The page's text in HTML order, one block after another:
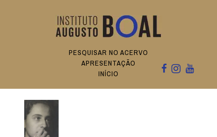
PESQUISAR NO ACERVO
APRESENTAÇÃO
INÍCIO